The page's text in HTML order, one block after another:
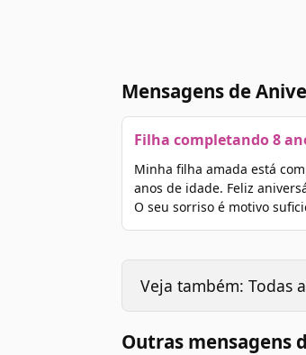
Mensagens de
Filha completando 8
Minha filha amada está
anos de idade. Feliz
O seu sorriso é motivo
Veja também: Todas
Outras mensagens